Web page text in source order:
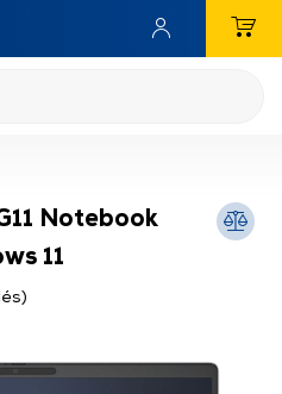
Notebook
11